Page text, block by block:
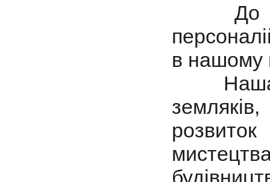
До
в нашому
Наша
розвиток